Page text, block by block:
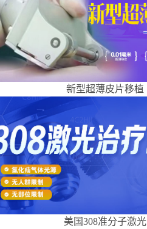
新型超薄皮片移植
美国308准分子激光